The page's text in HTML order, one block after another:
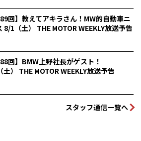
回】教えてアキラさん！MW的自動車ニ
8/1（土） THE MOTOR WEEKLY放送予告
回】BMW上野社長がゲスト！
土） THE MOTOR WEEKLY放送予告
スタッフ通信一覧へ